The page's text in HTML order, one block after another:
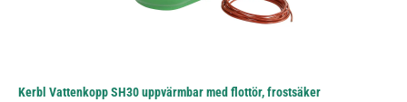
Kerbl Vattenkopp SH30 uppvärmbar med flottör, frostsäker